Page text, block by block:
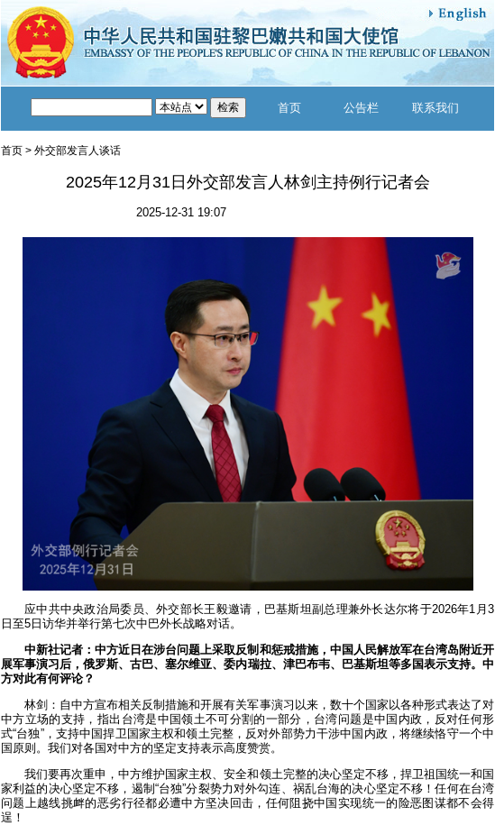
首页 公告栏 联系我们
首页 > 外交部发言人谈话
2025年12月31日外交部发言人林剑主持例行记者会
2025-12-31 19:07
应中共中央政治局委员、外交部长王毅邀请，巴基斯坦副总理兼外长达尔将于2026年1月3
日至5日访华并举行第七次中巴外长战略对话。
中新社记者：中方近日在涉台问题上采取反制和惩戒措施，中国人民解放军在台湾岛附近开
展军事演习后，俄罗斯、古巴、塞尔维亚、委内瑞拉、津巴布韦、巴基斯坦等多国表示支持。中
方对此有何评论？
林剑：自中方宣布相关反制措施和开展有关军事演习以来，数十个国家以各种形式表达了对
中方立场的支持，指出台湾是中国领土不可分割的一部分，台湾问题是中国内政，反对任何形
式“台独”，支持中国捍卫国家主权和领土完整，反对外部势力干涉中国内政，将继续恪守一个中
国原则。我们对各国对中方的坚定支持表示高度赞赏。
我们要再次重申，中方维护国家主权、安全和领土完整的决心坚定不移，捍卫祖国统一和国
家利益的决心坚定不移，遏制“台独”分裂势力对外勾连、祸乱台海的决心坚定不移！任何在台湾
问题上越线挑衅的恶劣行径都必遭中方坚决回击，任何阻挠中国实现统一的险恶图谋都不会得
逞！